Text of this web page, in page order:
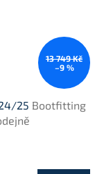
13 749 Kč
–9 %
25 Bootfitting